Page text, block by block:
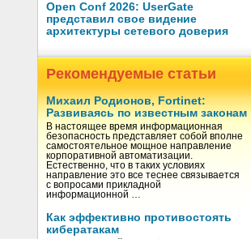
Open Conf 2026: UserGate
представил свое видение
архитектуры сетевого доверия
Рекомендуемые статьи
Михаил Родионов, Fortinet:
Развиваясь по известным законам
В настоящее время информационная
безопасность представляет собой вполне
самостоятельное мощное направление
корпоративной автоматизации.
Естественно, что в таких условиях
направление это все теснее связывается
с вопросами прикладной
информационной …
Как эффективно противостоять
кибератакам